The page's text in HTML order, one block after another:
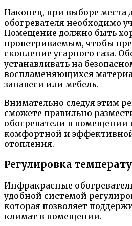
Наконец, при выборе места
обогревателя необходимо
Помещение должно быть
проветриваемым, чтобы
скопление угарного газа.
устанавливать на
воспламеняющихся
занавеси или мебель.
Внимательно следуя этим
сможете правильно
обогреватели в помещении
комфортной и
отопления.
Регулировка
Инфракрасные
удобной системой
которая позволяет
климат в помещении.